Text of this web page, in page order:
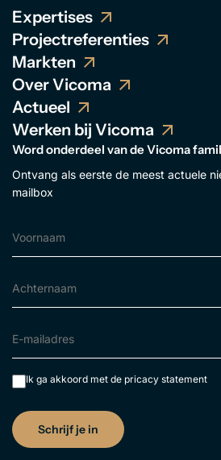
Expertises
Projectreferenties
Markten
Over Vicoma
Actueel
Werken bij Vicoma
Word onderdeel van de Vicoma
Ontvang als eerste de meest actuele
mailbox
Ik ga akkoord met de pricacy statement